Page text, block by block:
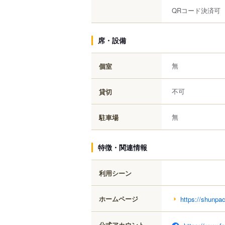
QRコード決済可
席・設備
個室 無
貸切 不可
駐車場 無
特徴・関連情報
利用シーン
ホームページ https://